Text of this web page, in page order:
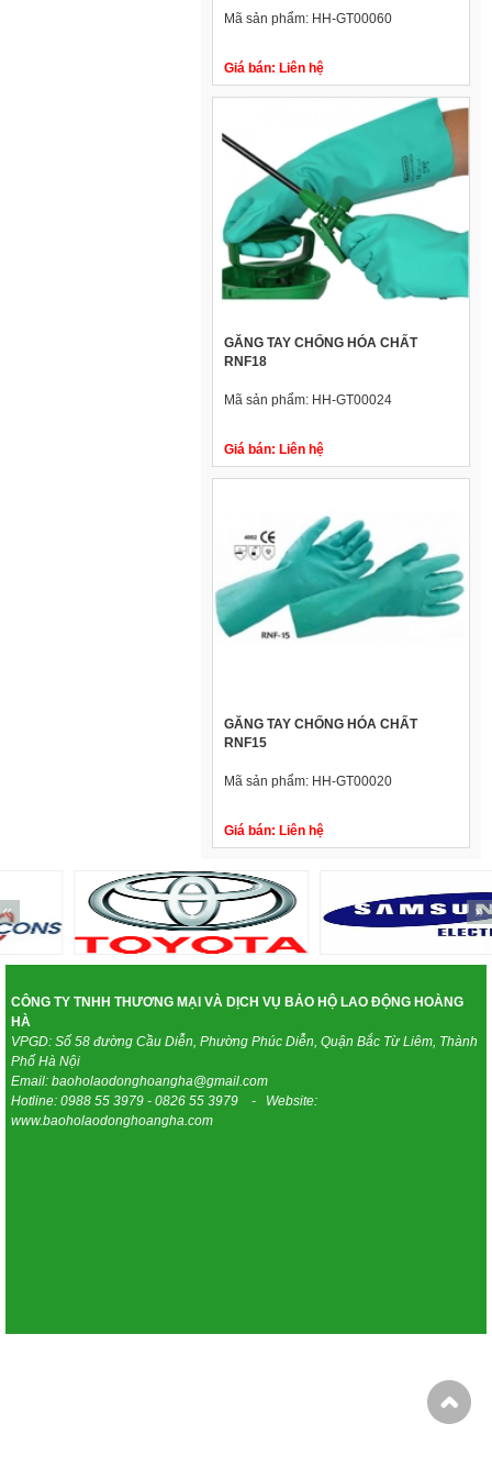
Mã sản phẩm: HH-GT00060
Giá bán: Liên hệ
GĂNG TAY CHỐNG HÓA CHẤT
RNF18
Mã sản phẩm: HH-GT00024
Giá bán: Liên hệ
GĂNG TAY CHỐNG HÓA CHẤT
RNF15
Mã sản phẩm: HH-GT00020
Giá bán: Liên hệ
« »
CÔNG TY TNHH THƯƠNG MẠI VÀ DỊCH VỤ BẢO HỘ LAO ĐỘNG HOÀNG
HÀ
VPGD: Số 58 đường Cầu Diễn, Phường Phúc Diễn, Quận Bắc Từ Liêm, Thành
Phố Hà Nội
Email: baoholaodonghoangha@gmail.com
Hotline: 0988 55 3979 - 0826 55 3979 - Website:
www.baoholaodonghoangha.com